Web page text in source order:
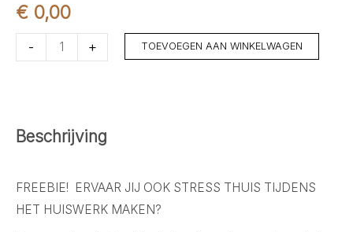
€ 0,00
-
HOMEWORK
CALM
(met
aantal
+ TOEVOEGEN AAN WINKELWAGEN
Beschrijving
FREEBIE! ERVAAR JIJ OOK STRESS THUIS TIJDENS
HET HUISWERK MAKEN?